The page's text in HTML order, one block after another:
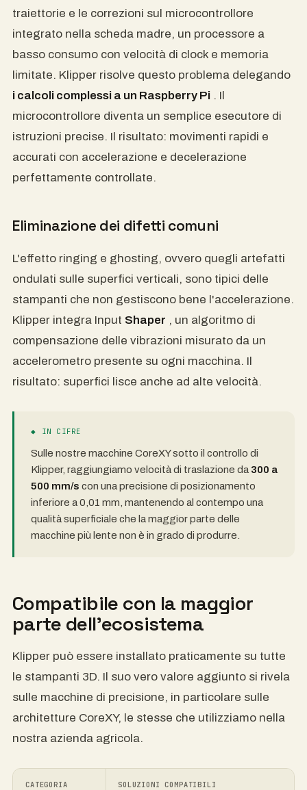
traiettorie e le correzioni sul microcontrollore
integrato nella scheda madre, un processore a
basso consumo con velocità di clock e memoria
limitate. Klipper risolve questo problema delegando
i calcoli complessi a un Raspberry Pi . Il
microcontrollore diventa un semplice esecutore di
istruzioni precise. Il risultato: movimenti rapidi e
accurati con accelerazione e decelerazione
perfettamente controllate.
Eliminazione dei difetti comuni
L'effetto ringing e ghosting, ovvero quegli artefatti
ondulati sulle superfici verticali, sono tipici delle
stampanti che non gestiscono bene l'accelerazione.
Klipper integra Input Shaper , un algoritmo di
compensazione delle vibrazioni misurato da un
accelerometro presente su ogni macchina. Il
risultato: superfici lisce anche ad alte velocità.
◆ IN CIFRE
Sulle nostre macchine CoreXY sotto il controllo di
Klipper, raggiungiamo velocità di traslazione da 300 a
500 mm/s con una precisione di posizionamento
inferiore a 0,01 mm, mantenendo al contempo una
qualità superficiale che la maggior parte delle
macchine più lente non è in grado di produrre.
Compatibile con la maggior
parte dell'ecosistema
Klipper può essere installato praticamente su tutte
le stampanti 3D. Il suo vero valore aggiunto si rivela
sulle macchine di precisione, in particolare sulle
architetture CoreXY, le stesse che utilizziamo nella
nostra azienda agricola.
CATEGORIA SOLUZIONI COMPATIBILI